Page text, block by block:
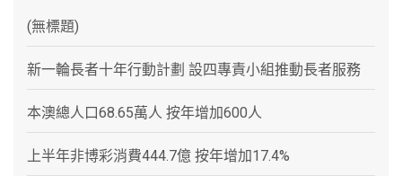
(無標題)
新一輪長者十年行動計劃 設四專責小組推動長者服務
本澳總人口68.65萬人 按年增加600人
上半年非博彩消費444.7億 按年增加17.4%